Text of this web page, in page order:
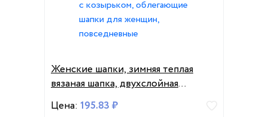
Женские шапки, зимняя теплая
вязаная шапка, двухслойная
бархатная шапка из кроличьего
меха с козырьком, облегающие
Цена: 195.83 ₽